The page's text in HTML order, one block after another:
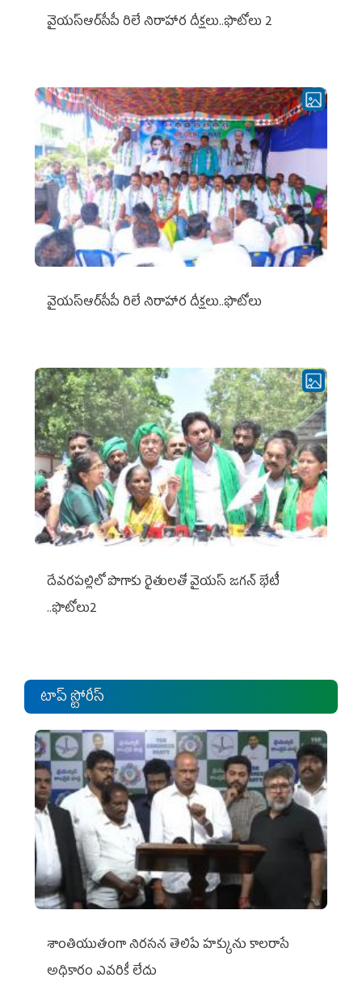
వైయ‌స్ఆర్‌సీపీ రిలే నిరాహార దీక్షలు..ఫొటోలు 2
వైయ‌స్ఆర్‌సీపీ రిలే నిరాహార దీక్షలు..ఫొటోలు
దేవరపల్లిలో పొగాకు రైతులతో వైయస్ జగన్ భేటీ
..ఫొటోలు2
టాప్ స్టోరీస్
శాంతియుతంగా నిరసన తెలిపే హక్కును కాలరాసే
అధికారం ఎవరికీ లేదు